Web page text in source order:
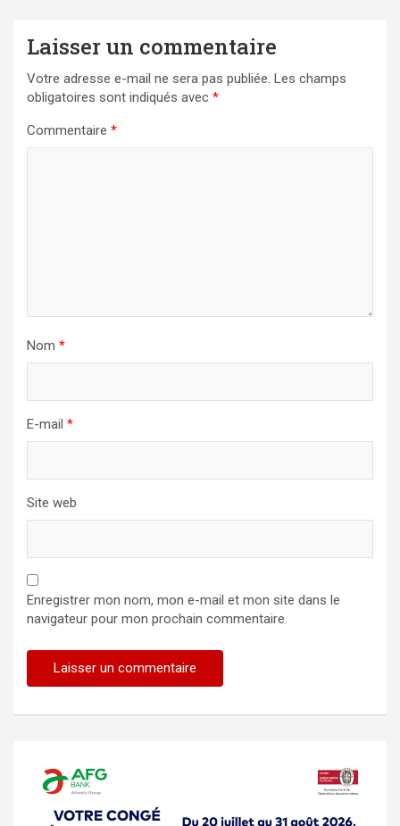
Laisser un commentaire
Votre adresse e-mail ne sera pas publiée. Les champs
obligatoires sont indiqués avec *
Commentaire *
Nom *
E-mail *
Site web
Enregistrer mon nom, mon e-mail et mon site dans le
navigateur pour mon prochain commentaire.